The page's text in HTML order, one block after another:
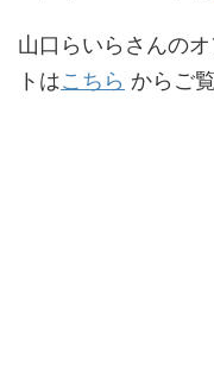
山口らいらさんの
トはこちら からご